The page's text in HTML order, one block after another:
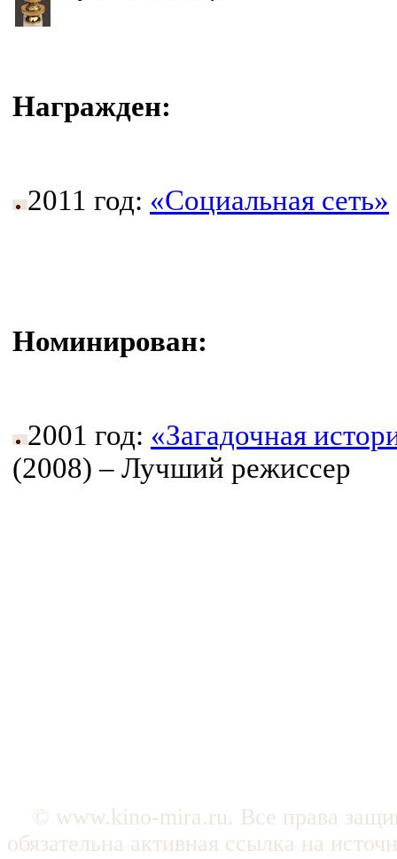
Награжден:
2011 год: «Социальная сеть»
Номинирован:
2001 год: «Загадочная
(2008) – Лучший режиссер
© www.kino-mira.ru. Все права
обязательна активная ссылка на